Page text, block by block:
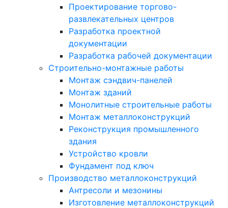
Проектирование торгово-
развлекательных центров
Разработка проектной
документации
Разработка рабочей документации
Строительно-монтажные работы
Монтаж сэндвич-панелей
Монтаж зданий
Монолитные строительные работы
Монтаж металлоконструкций
Реконструкция промышленного
здания
Устройство кровли
Фундамент под ключ
Производство металлоконструкций
Антресоли и мезонины
Изготовление металлоконструкций